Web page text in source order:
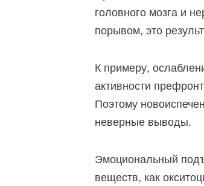
головного мозга и
порывом, это
К примеру,
активности
Поэтому
неверные выводы.
Эмоциональный
веществ, как